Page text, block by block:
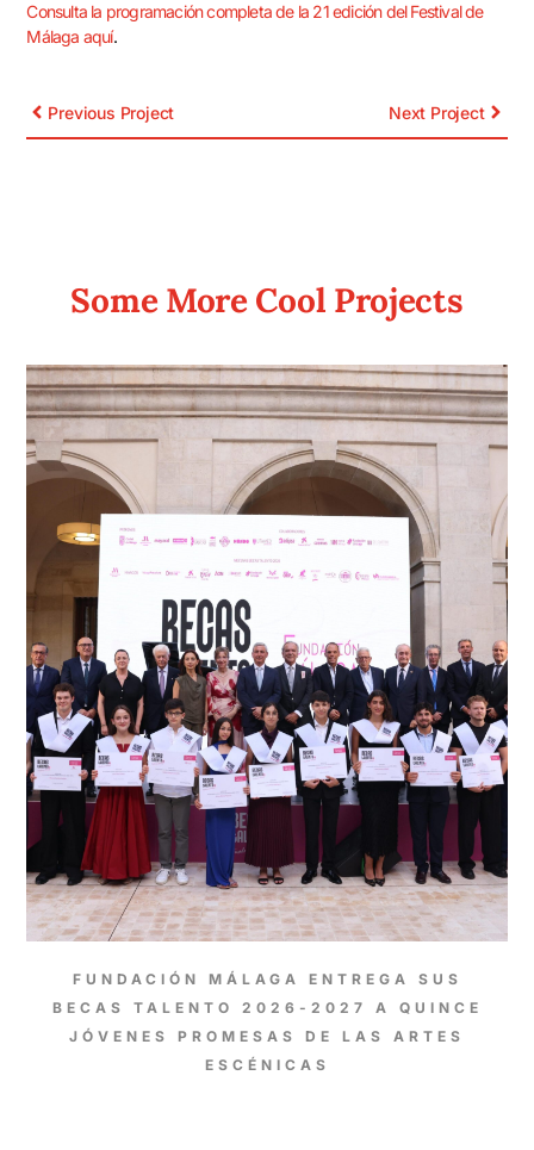
Consulta la programación completa de la 21 edición del Festival de
Málaga aquí.
Previous Project Next Project
Some More Cool Projects
FUNDACIÓN MÁLAGA ENTREGA SUS
BECAS TALENTO 2026-2027 A QUINCE
JÓVENES PROMESAS DE LAS ARTES
ESCÉNICAS